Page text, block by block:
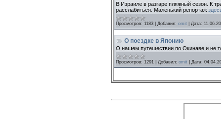
В Израиле в разгаре пляжный сезон. К
расслабиться. Маленький репортаж
Просмотров: 1183 Добавил: omit Дата:
О поездке в Японию
О нашем путешествии по Окинаве и не
Просмотров: 1291 Добавил: omit Дата: